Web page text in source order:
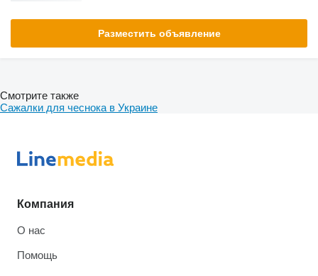
Разместить объявление
Смотрите также
Сажалки для чеснока в Украине
Компания
О нас
Помощь